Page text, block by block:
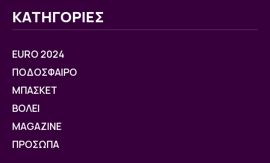
ΚΑΤΗΓΟΡΙΕΣ
EURO 2024
ΠΟΔΟΣΦΑΙΡΟ
ΜΠΑΣΚΕΤ
ΒOΛΕΙ
MAGAZINE
ΠΡΟΣΩΠΑ